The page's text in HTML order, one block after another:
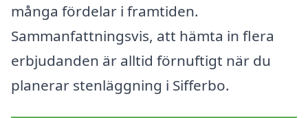
många fördelar i framtiden.
Sammanfattningsvis, att hämta in flera
erbjudanden är alltid förnuftigt när du
planerar stenläggning i Sifferbo.